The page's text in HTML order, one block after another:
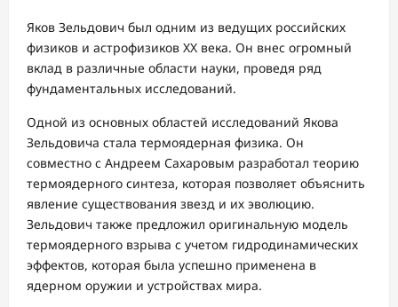
Яков Зельдович был одним из ведущих российских
физиков и астрофизиков XX века. Он внес огромный
вклад в различные области науки, проведя ряд
фундаментальных исследований.
Одной из основных областей исследований Якова
Зельдовича стала термоядерная физика. Он
совместно с Андреем Сахаровым разработал теорию
термоядерного синтеза, которая позволяет объяснить
явление существования звезд и их эволюцию.
Зельдович также предложил оригинальную модель
термоядерного взрыва с учетом гидродинамических
эффектов, которая была успешно применена в
ядерном оружии и устройствах мира.